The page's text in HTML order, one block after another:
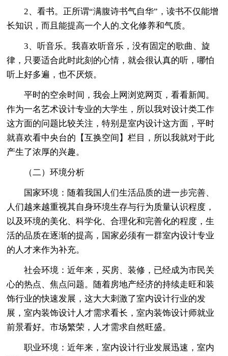
2、看书。正所谓“满腹诗书气自华”，读书不仅能增
长知识，而且能提高一个人的.文化修养和气质。
3、听音乐。我喜欢听音乐，没有固定的歌曲、旋
律，只要适合此时此刻的心情，就会很认真的听，哪怕
听上好多遍，也不厌烦。
平时的空余时间，我会上网浏览网页，看看新闻。
作为一名艺术设计专业的大学生，所以我对设计类工作
这方面的问题比较关注，特别是室内设计这方面，平时
就喜欢看中央台的【互换空间】栏目，所以我就对于此
产生了浓厚的兴趣。
（二）环境分析
国家环境：随着我国人们生活品质的进一步完善、
人们越来越重视其自身环境生存与行为质量认识程度，
以及环境的美化、科学化、合理化和完善化的程度，生
活的品质在逐渐的提高，国家必须有一群室内设计专业
的人才来作为补充。
社会环境：近年来，买房、装修，已经成为市民关
心的热点、焦点问题。随着房地产经济的持续走旺和装
饰行业的快速发展，这大大刺激了室内设计行业的发
展，室内装饰设计人才需求看长，室内装饰设计师就业
前景看好。市场繁荣，人才需求自然旺盛。
职业环境：近年来，室内设计行业发展迅速，室内